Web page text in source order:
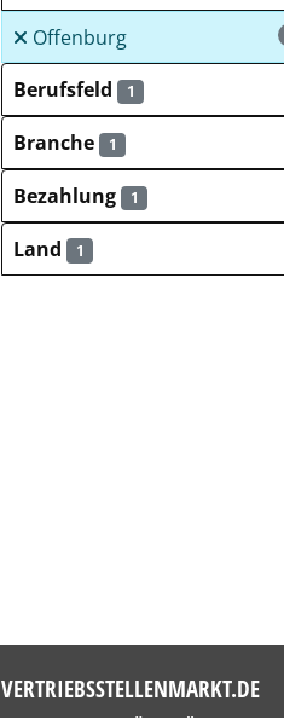
Offenburg
Berufsfeld
1
Branche 1
Bezahlung 1
Land 1
VERTRIEBSSTELLENMARKT.DE